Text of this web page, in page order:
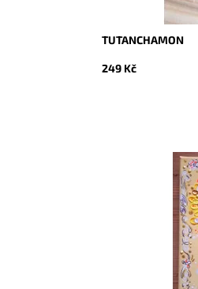
TUTANCHAMON
249 Kč
2769